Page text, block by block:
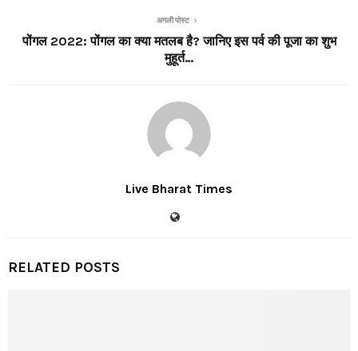
अगली पोस्ट
पोंगल 2022: पोंगल का क्या मतलब है? जानिए इस पर्व की पूजा का शुभ
मुहूर्त…
Live Bharat Times
RELATED POSTS